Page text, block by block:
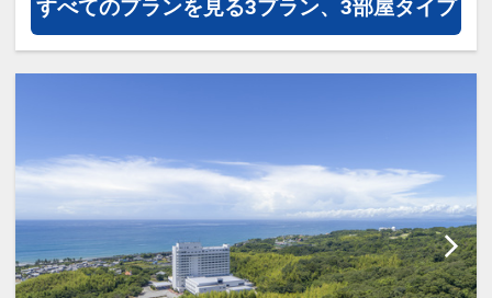
インターネットコース番号：DP-1-
17208570
モ」欄、またはご予約後「マイページ」
に、記念日の内容（誕生日・結婚記念日
等）をご記入ください。
【クアハウス】屋内温水プール、ジャグ
ジー、お風呂、サウナのご利用について
宿泊者様は代金不要でご利用いただけま
す。
すべてのプランを見る3プラン、3部屋タイプ